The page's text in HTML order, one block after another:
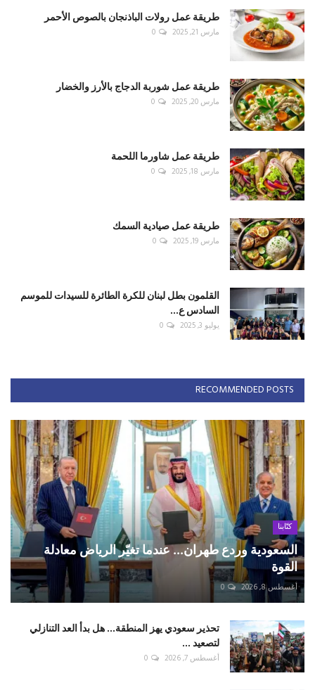
طريقة عمل رولات الباذنجان بالصوص الأحمر
مارس 21, 2025 0
طريقة عمل شوربة الدجاج بالأرز والخضار
مارس 20, 2025 0
طريقة عمل شاورما اللحمة
مارس 18, 2025 0
طريقة عمل صيادية السمك
مارس 19, 2025 0
القلمون بطل لبنان للكرة الطائرة للسيدات للموسم
السادس ع...
يوليو 3, 2025 0
RECOMMENDED POSTS
كتّابنا
السعودية وردع طهران... عندما تغيّر الرياض معادلة
القوة
أغسطس 8, 2026 0
تحذير سعودي يهز المنطقة... هل بدأ العد التنازلي
لتصعيد ...
أغسطس 7, 2026 0